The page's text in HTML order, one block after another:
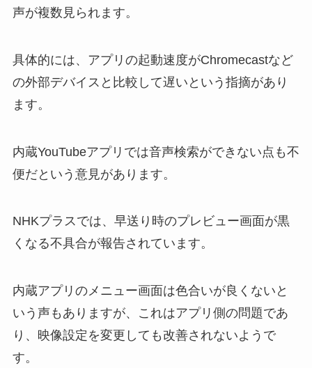
声が複数見られます。
具体的には、アプリの起動速度がChromecastなど
の外部デバイスと比較して遅いという指摘があり
ます。
内蔵YouTubeアプリでは音声検索ができない点も不
便だという意見があります。
NHKプラスでは、早送り時のプレビュー画面が黒
くなる不具合が報告されています。
内蔵アプリのメニュー画面は色合いが良くないと
いう声もありますが、これはアプリ側の問題であ
り、映像設定を変更しても改善されないようで
す。